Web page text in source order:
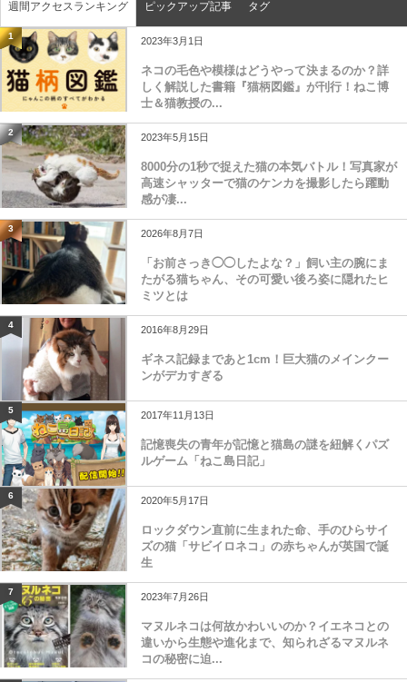
週間アクセスランキング ピックアップ記事 タグ
1 2023年3月1日
ネコの毛色や模様はどうやって決まるのか？詳
しく解説した書籍『猫柄図鑑』が刊行！ねこ博
士＆猫教授の...
2 2023年5月15日
8000分の1秒で捉えた猫の本気バトル！写真家が
高速シャッターで猫のケンカを撮影したら躍動
感が凄...
3 2026年8月7日
「お前さっき◯◯したよな？」飼い主の腕にま
たがる猫ちゃん、その可愛い後ろ姿に隠れたヒ
ミツとは
4 2016年8月29日
ギネス記録まであと1cm！巨大猫のメインクー
ンがデカすぎる
5 2017年11月13日
記憶喪失の青年が記憶と猫島の謎を紐解くパズ
ルゲーム「ねこ島日記」
6 2020年5月17日
ロックダウン直前に生まれた命、手のひらサイ
ズの猫「サビイロネコ」の赤ちゃんが英国で誕
生
7 2023年7月26日
マヌルネコは何故かわいいのか？イエネコとの
違いから生態や進化まで、知られざるマヌルネ
コの秘密に迫...